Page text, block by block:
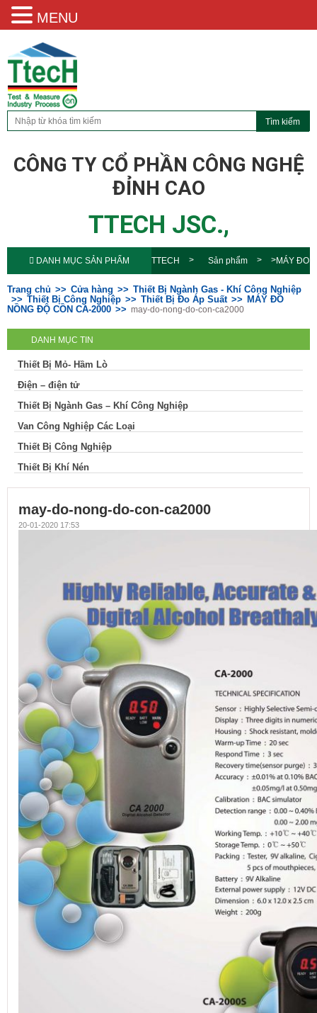
CÔNG TY CỔ PHẦN CÔNG NGHỆ
ĐỈNH CAO
TTECH JSC.,
DANH MỤC SẢN PHẨM TTECH Sản phẩm MÁY ĐO
NỒNG ĐỘ CỒN CA-2000 may-do-
nong-do-con-ca2000
Trang chủ Cửa hàng
Thiết Bị Ngành Gas - Khí Công Nghiệp
Thiết Bị Công Nghiệp
Thiết Bị Đo Áp Suất
MÁY ĐO
NỒNG ĐỘ CỒN CA-2000
may-do-nong-do-con-ca2000
DANH MỤC TIN
Thiết Bị Mỏ- Hầm Lò
Điện – điện tử
Thiết Bị Ngành Gas – Khí Công Nghiệp
Van Công Nghiệp Các Loại
Thiết Bị Công Nghiệp
Thiết Bị Khí Nén
may-do-nong-do-con-ca2000
20-01-2020 17:53
MENU